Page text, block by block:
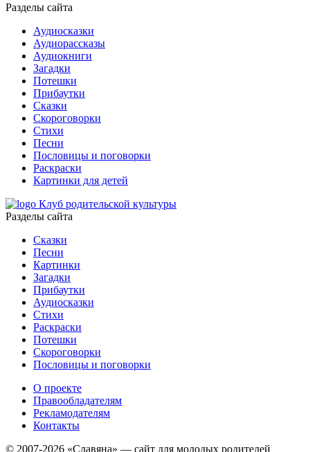
Разделы сайта
Аудиосказки
Аудиорассказы
Аудиокниги
Загадки
Потешки
Прибаутки
Сказки
Скороговорки
Стихи
Песни
Пословицы и поговорки
Раскраски
Картинки для детей
Клуб родительской культуры
Разделы сайта
Сказки
Песни
Картинки
Загадки
Прибаутки
Аудиосказки
Стихи
Раскраски
Потешки
Скороговорки
Пословицы и поговорки
О проекте
Правообладателям
Рекламодателям
Контакты
© 2007-2026 «Славяна» — сайт для молодых родителей